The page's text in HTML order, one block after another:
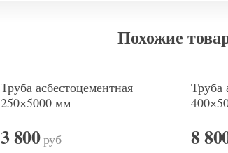
Похожие
Труба асбестоцементная
250×5000 мм
3 800руб
Труба
8